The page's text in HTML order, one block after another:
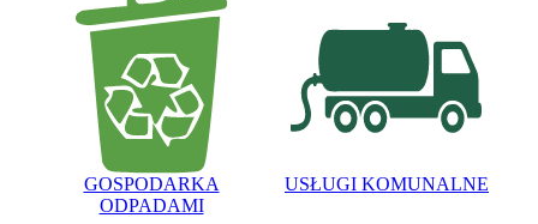
GOSPODARKA
ODPADAMI
USŁUGI KOMUNALNE